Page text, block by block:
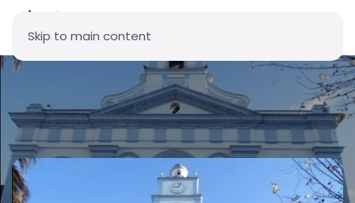
Skip to main content
Parroquia San Pedro de